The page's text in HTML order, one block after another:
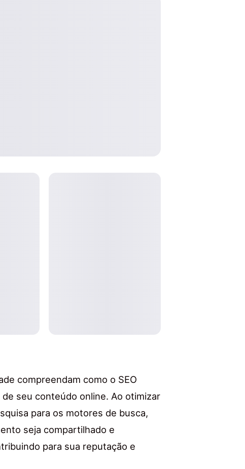
compreendam como o SEO
seu conteúdo online. Ao otimizar
para os motores de busca,
seja compartilhado e
para sua reputação e